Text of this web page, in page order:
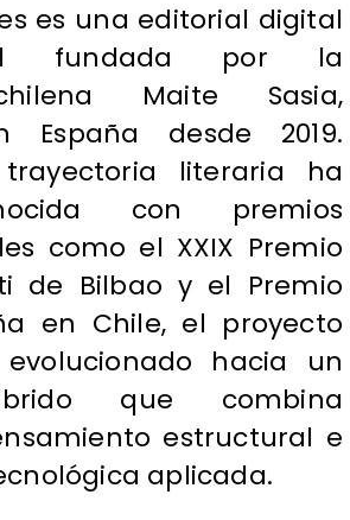
es una editorial digital
fundada por la
Maite Sasia,
España desde 2019.
literaria ha
con premios
como el XXIX Premio
de Bilbao y el Premio
en Chile, el proyecto
hacia un
que combina
estructural e
aplicada.